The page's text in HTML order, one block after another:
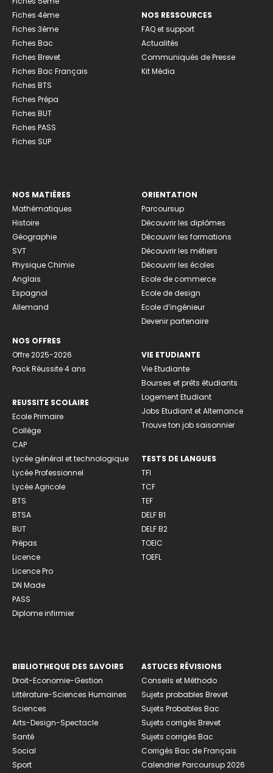
Fiches 4ème
Fiches 3ème
Fiches Bac
Fiches Brevet
Fiches Bac Français
Fiches BTS
Fiches Prépa
Fiches BUT
Fiches PASS
Fiches SUP
NOS RESSOURCES
FAQ et support
Actualités
Communiqués de Presse
Kit Média
NOS MATIÈRES
Mathématiques
Histoire
Géographie
SVT
Physique Chimie
Anglais
Espagnol
Allemand
NOS OFFRES
Offre 2025-2026
Pack Réussite 4 ans
REUSSITE SCOLAIRE
Ecole Primaire
Collège
CAP
Lycée général et technologique
Lycée Professionnel
Lycée Agricole
BTS
BTSA
BUT
Prépas
Licence
Licence Pro
DN Made
PASS
Diplome infirmier
ORIENTATION
Parcoursup
Découvrir les diplômes
Découvrir les formations
Découvrir les métiers
Découvrir les écoles
Ecole de commerce
Ecole de design
Ecole d’ingénieur
Devenir partenaire
VIE ETUDIANTE
Vie Etudiante
Bourses et prêts étudiants
Logement Etudiant
Jobs Etudiant et Alternance
Trouve ton job saisonnier
TESTS DE LANGUES
TFI
TCF
TEF
DELF B1
DELF B2
TOEIC
TOEFL
BIBLIOTHEQUE DES SAVOIRS
Droit-Economie-Gestion
Littérature-Sciences Humaines
Sciences
Arts-Design-Spectacle
Santé
Social
Sport
ASTUCES RÉVISIONS
Conseils et Méthodo
Sujets probables Brevet
Sujets Probables Bac
Sujets corrigés Brevet
Sujets corrigés Bac
Corrigés Bac de Français
Calendrier Parcoursup 2026